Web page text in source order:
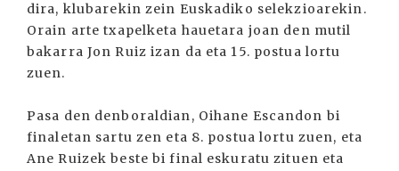
dira, klubarekin zein Euskadiko selekzioarekin.
Orain arte txapelketa hauetara joan den mutil
bakarra Jon Ruiz izan da eta 15. postua lortu
zuen.
Pasa den denboraldian, Oihane Escandon bi
finaletan sartu zen eta 8. postua lortu zuen, eta
Ane Ruizek beste bi final eskuratu zituen eta